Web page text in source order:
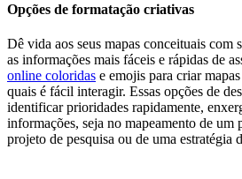
Opções de formatação criativas
Dê vida aos seus mapas conceituais com
as informações mais fáceis e rápidas de
online coloridas e emojis para criar
quais é fácil interagir. Essas opções de
identificar prioridades rapidamente,
informações, seja no mapeamento de um
projeto de pesquisa ou de uma estratégia